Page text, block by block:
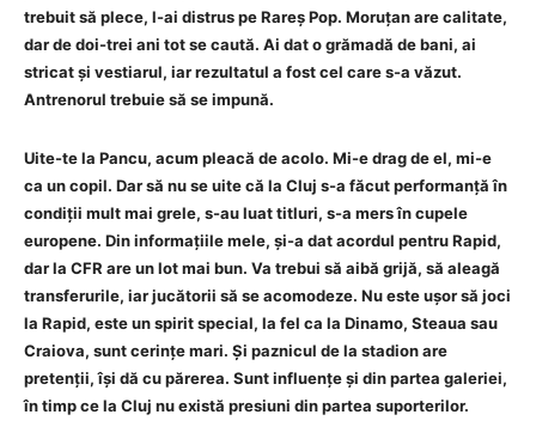
trebuit să plece, l-ai distrus pe Rareș Pop. Moruțan are calitate,
dar de doi-trei ani tot se caută. Ai dat o grămadă de bani, ai
stricat și vestiarul, iar rezultatul a fost cel care s-a văzut.
Antrenorul trebuie să se impună.
Uite-te la Pancu, acum pleacă de acolo. Mi-e drag de el, mi-e
ca un copil. Dar să nu se uite că la Cluj s-a făcut performanță în
condiții mult mai grele, s-au luat titluri, s-a mers în cupele
europene. Din informațiile mele, și-a dat acordul pentru Rapid,
dar la CFR are un lot mai bun. Va trebui să aibă grijă, să aleagă
transferurile, iar jucătorii să se acomodeze. Nu este ușor să joci
la Rapid, este un spirit special, la fel ca la Dinamo, Steaua sau
Craiova, sunt cerințe mari. Și paznicul de la stadion are
pretenții, își dă cu părerea. Sunt influențe și din partea galeriei,
în timp ce la Cluj nu există presiuni din partea suporterilor.